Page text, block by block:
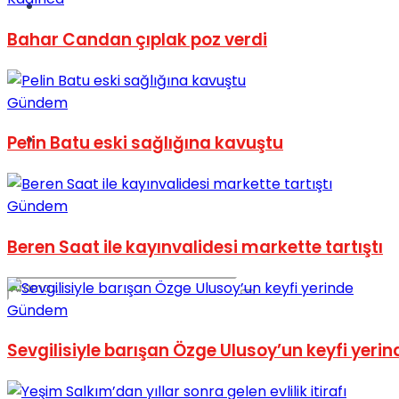
Spor
Podcast
Bahar Candan çıplak poz verdi
Gündem
Pelin Batu eski sağlığına kavuştu
Gündem
Beren Saat ile kayınvalidesi markette tartıştı
Gündem
Sevgilisiyle barışan Özge Ulusoy’un keyfi